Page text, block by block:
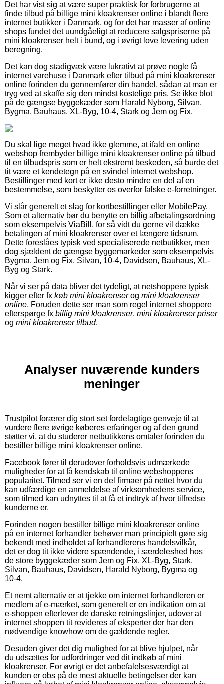
Det har vist sig at være super praktisk for forbrugerne at
finde tilbud på billige mini kloakrenser online i blandt flere
internet butikker i Danmark, og for det har masser af online
shops fundet det uundgåeligt at reducere salgspriserne på
mini kloakrenser helt i bund, og i øvrigt love levering uden
beregning.
Det kan dog stadigvæk være lukrativt at prøve nogle få
internet varehuse i Danmark efter tilbud på mini kloakrenser
online forinden du gennemfører din handel, sådan at man er
tryg ved at skaffe sig den mindst kostelige pris. Se ikke blot
på de gængse byggekæder som Harald Nyborg, Silvan,
Bygma, Bauhaus, XL-Byg, 10-4, Stark og Jem og Fix.
Du skal lige meget hvad ikke glemme, at ifald en online
webshop frembyder billige mini kloakrenser online på tilbud
til en tilbudspris som er helt ekstremt beskeden, så burde det
tit være et kendetegn på en svindel internet webshop.
Bestillinger med kort er ikke desto mindre en del af en
bestemmelse, som beskytter os overfor falske e-forretninger.
Vi slår generelt et slag for kortbestillinger eller MobilePay.
Som et alternativ bør du benytte en billig afbetalingsordning
som eksempelvis ViaBill, for så vidt du gerne vil dække
betalingen af mini kloakrenser over et længere tidsrum.
Dette foreslåes typisk ved specialiserede netbutikker, men
dog sjældent de gængse byggemarkeder som eksempelvis
Bygma, Jem og Fix, Silvan, 10-4, Davidsen, Bauhaus, XL-
Byg og Stark.
Når vi ser på data bliver det tydeligt, at netshoppere typisk
kigger efter fx køb mini kloakrenserog mini kloakrenser
online. Foruden dette ser man som regel internet shoppere
efterspørge fx billig mini kloakrenser, mini kloakrenser priser
og mini kloakrenser tilbud.
Analyser nuværende kunders
meninger
Trustpilot forærer dig stort set fordelagtige genveje til at
vurdere flere øvrige køberes erfaringer og af den grund
støtter vi, at du studerer netbutikkens omtaler forinden du
bestiller billige mini kloakrenser online.
Facebook fører til derudover forholdsvis udmærkede
muligheder for at få kendskab til online webshoppens
popularitet. Tilmed ser vi en del firmaer på nettet hvor du
kan udfærdige en anmeldelse af virksomhedens service,
som tilmed kan udnyttes til at få et indtryk af hvor tilfredse
kunderne er.
Forinden nogen bestiller billige mini kloakrenser online
på en internet forhandler behøver man principielt gøre sig
bekendt med indholdet af forhandlerens handelsvilkår,
det er dog tit ikke videre spændende, i særdeleshed hos
de store byggekæder som Jem og Fix, XL-Byg, Stark,
Silvan, Bauhaus, Davidsen, Harald Nyborg, Bygma og
10-4.
Et nemt alternativ er at tjekke om internet forhandleren er
medlem af e-mærket, som generelt er en indikation om at
e-shoppen efterlever de danske retningslinjer, udover at
internet shoppen tit revideres af eksperter der har den
nødvendige knowhow om de gældende regler.
Desuden giver det dig mulighed for at blive hjulpet, når
du udsættes for udfordringer ved dit indkøb af mini
kloakrenser. For øvrigt er det anbefalelsesværdigt at
kunden er obs på de mest aktuelle betingelser der kan